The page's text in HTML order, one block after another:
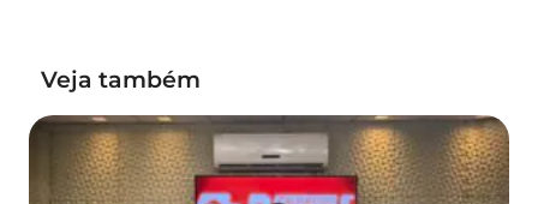
Veja também